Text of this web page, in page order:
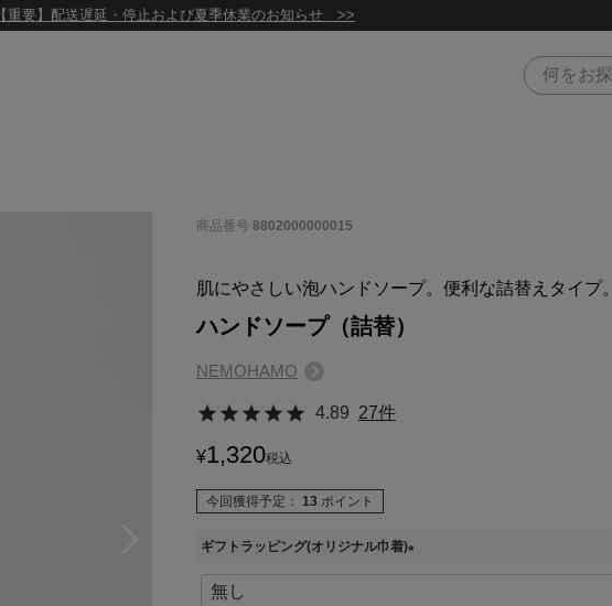
【重要】配送遅延・停止および夏季休業のお知らせ >>
商品番号 8802000000015
肌にやさしい泡ハンドソープ。便利な詰替えタイプ。
ハンドソープ（詰替）
NEMOHAMO
4.89 27件
¥1,320税込
今回獲得予定： 13 ポイント
ギフトラッピング(オリジナル巾着)
(